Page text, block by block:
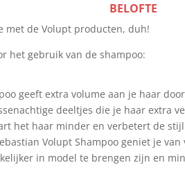
BELOFTE
met de Volupt producten, duh!
het gebruik van de shampoo:
geeft extra volume aan je haar
deeltjes die je haar extra
het haar minder en verbetert de
Volupt Shampoo geniet je
in model te brengen zijn en